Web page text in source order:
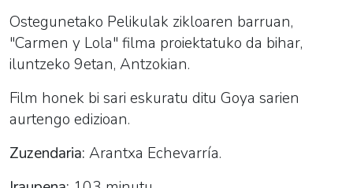
Ostegunetako Pelikulak zikloaren barruan,
"Carmen y Lola" filma proiektatuko da bihar,
iluntzeko 9etan, Antzokian.
Film honek bi sari eskuratu ditu Goya sarien
aurtengo edizioan.
Zuzendaria: Arantxa Echevarría.